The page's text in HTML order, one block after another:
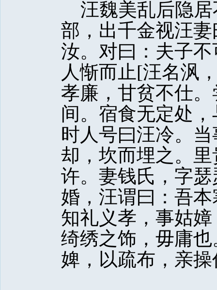
汪魏美乱后隐居
部，出千金视汪
汝。对曰：夫子
人惭而止[汪名沨
孝廉，甘贫不仕
间。宿食无定处
时人号曰汪冷。
却，坎而埋之。
许。妻钱氏，字
婚，汪谓曰：吾
知礼义孝，事姑
绮绣之饰，毋庸
婢，以疏布，亲